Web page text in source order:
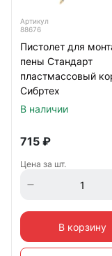
Артикул
88676
Пистолет для
пены Стандарт
пластмассовый
Сибртех
В наличии
715 ₽
Цена за шт.
В корзину